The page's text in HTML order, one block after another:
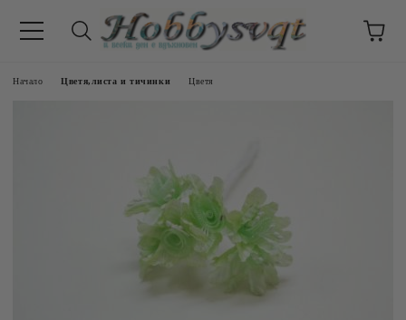
Начало Цветя,листа и тичинки Цветя